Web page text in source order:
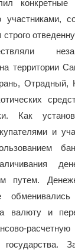
конкретные
территории
Отрадный,
Как
и
путем.
валюту и
государства.